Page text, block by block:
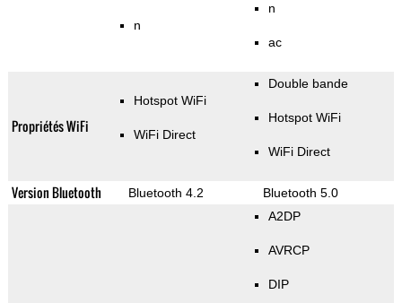
n
n
ac
Propriétés WiFi
Hotspot WiFi
WiFi Direct
Double bande
Hotspot WiFi
WiFi Direct
Version Bluetooth Bluetooth 4.2 Bluetooth 5.0
A2DP
AVRCP
DIP